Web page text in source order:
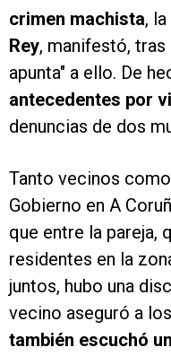
crimen machista,
Rey, manifestó,
apunta" a ello. De
antecedentes por
denuncias de dos
Tanto vecinos
Gobierno en A
que entre la pareja,
residentes en la
juntos, hubo una
vecino aseguró a
también escuchó